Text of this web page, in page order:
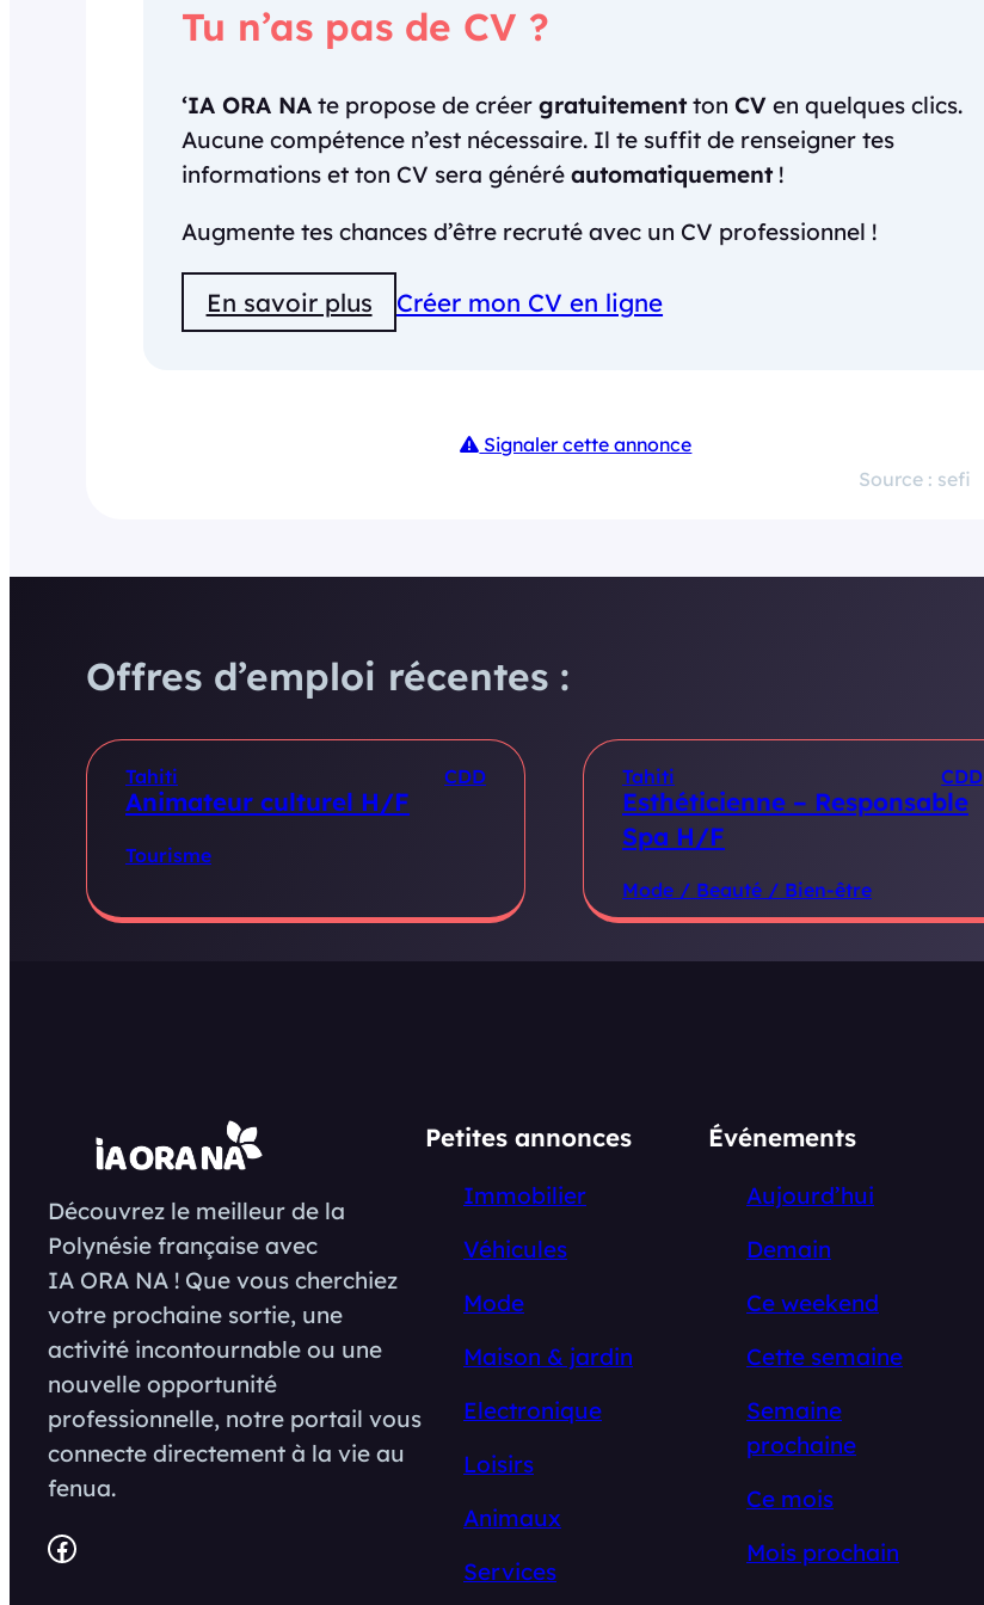
Tu n’as pas de CV ?
‘IA ORA NA te propose de créer gratuitement ton CV en quelques clics.
Aucune compétence n’est nécessaire. Il te suffit de renseigner tes
informations et ton CV sera généré automatiquement !
Augmente tes chances d’être recruté avec un CV professionnel !
En savoir plus Créer mon CV en ligne
Signaler cette annonce
Source : sefi
Offres d’emploi récentes :
Tahiti CDD
Animateur culturel H/F
Tourisme
Tahiti CDD
Esthéticienne – Responsable
Spa H/F
Mode / Beauté / Bien-être
Découvrez le meilleur de la
Polynésie française avec
IA ORA NA ! Que vous cherchiez
votre prochaine sortie, une
activité incontournable ou une
nouvelle opportunité
professionnelle, notre portail vous
connecte directement à la vie au
fenua.
Facebook
Petites annonces
Immobilier
Véhicules
Mode
Maison & jardin
Electronique
Loisirs
Animaux
Services
Événements
Aujourd’hui
Demain
Ce weekend
Cette semaine
Semaine
prochaine
Ce mois
Mois prochain